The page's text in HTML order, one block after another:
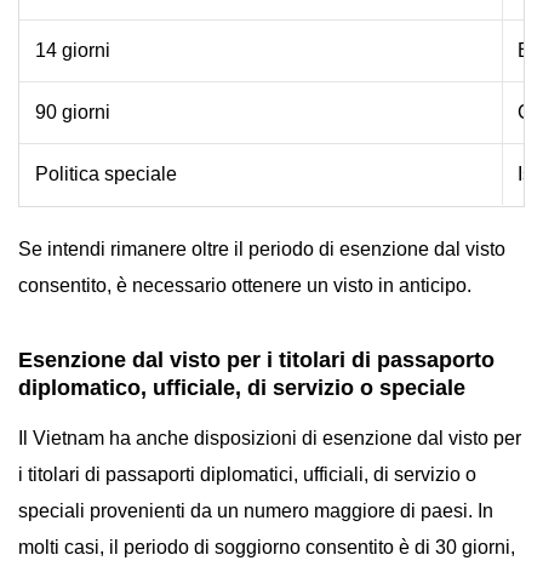
14 giorni
90 giorni
Politica speciale
Se intendi rimanere oltre il periodo di esenzione dal visto
consentito, è necessario ottenere un visto in anticipo.
Esenzione dal visto per i titolari di passaporto
diplomatico, ufficiale, di servizio o speciale
Il Vietnam ha anche disposizioni di esenzione dal visto per
i titolari di passaporti diplomatici, ufficiali, di servizio o
speciali provenienti da un numero maggiore di paesi. In
molti casi, il periodo di soggiorno consentito è di 30 giorni,